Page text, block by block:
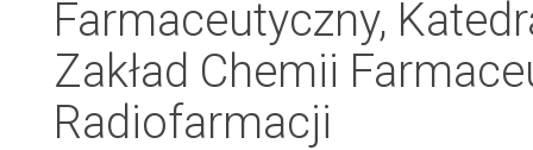
Farmaceutyczny,
Zakład Chemii
Radiofarmacji